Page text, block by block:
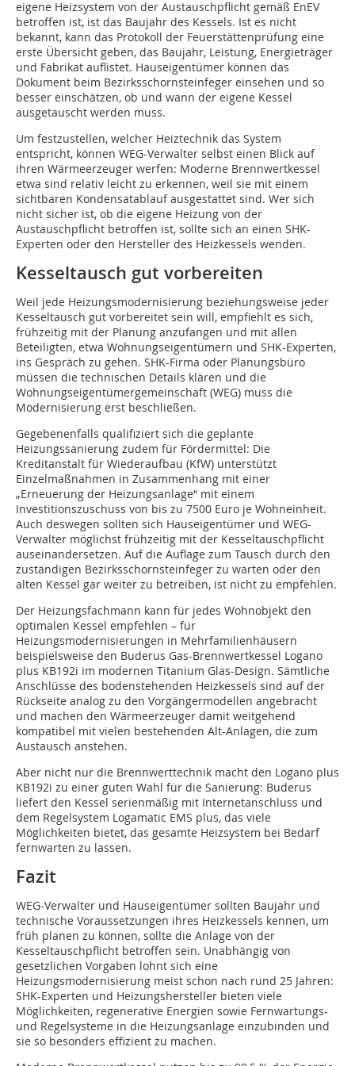
eigene Heizsystem von der Austauschpflicht gemäß EnEV
betroffen ist, ist das Baujahr des Kessels. Ist es nicht
bekannt, kann das Protokoll der Feuerstättenprüfung eine
erste Übersicht geben, das Baujahr, Leistung, Energieträger
und Fabrikat auflistet. Hauseigentümer können das
Dokument beim Bezirksschornsteinfeger einsehen und so
besser einschätzen, ob und wann der eigene Kessel
ausgetauscht werden muss.
Um festzustellen, welcher Heiztechnik das System
entspricht, können WEG-Verwalter selbst einen Blick auf
ihren Wärmeerzeuger werfen: Moderne Brennwertkessel
etwa sind relativ leicht zu erkennen, weil sie mit einem
sichtbaren Kondensatablauf ausgestattet sind. Wer sich
nicht sicher ist, ob die eigene Heizung von der
Austauschpflicht betroffen ist, sollte sich an einen SHK-
Experten oder den Hersteller des Heizkessels wenden.
Kesseltausch gut vorbereiten
Weil jede Heizungsmodernisierung beziehungsweise jeder
Kesseltausch gut vorbereitet sein will, empfiehlt es sich,
frühzeitig mit der Planung anzufangen und mit allen
Beteiligten, etwa Wohnungseigentümern und SHK-Experten,
ins Gespräch zu gehen. SHK-Firma oder Planungsbüro
müssen die technischen Details klären und die
Wohnungseigentümergemeinschaft (WEG) muss die
Modernisierung erst beschließen.
Gegebenenfalls qualifiziert sich die geplante
Heizungssanierung zudem für Fördermittel: Die
Kreditanstalt für Wiederaufbau (KfW) unterstützt
Einzelmaßnahmen in Zusammenhang mit einer
„Erneuerung der Heizungsanlage“ mit einem
Investitionszuschuss von bis zu 7500 Euro je Wohneinheit.
Auch deswegen sollten sich Hauseigentümer und WEG-
Verwalter möglichst frühzeitig mit der Kesseltauschpflicht
auseinandersetzen. Auf die Auflage zum Tausch durch den
zuständigen Bezirksschornsteinfeger zu warten oder den
alten Kessel gar weiter zu betreiben, ist nicht zu empfehlen.
Der Heizungsfachmann kann für jedes Wohnobjekt den
optimalen Kessel empfehlen – für
Heizungsmodernisierungen in Mehrfamilienhäusern
beispielsweise den Buderus Gas-Brennwertkessel Logano
plus KB192i im modernen Titanium Glas-Design. Sämtliche
Anschlüsse des bodenstehenden Heizkessels sind auf der
Rückseite analog zu den Vorgängermodellen angebracht
und machen den Wärmeerzeuger damit weitgehend
kompatibel mit vielen bestehenden Alt-Anlagen, die zum
Austausch anstehen.
Aber nicht nur die Brennwerttechnik macht den Logano plus
KB192i zu einer guten Wahl für die Sanierung: Buderus
liefert den Kessel serienmäßig mit Internetanschluss und
dem Regelsystem Logamatic EMS plus, das viele
Möglichkeiten bietet, das gesamte Heizsystem bei Bedarf
fernwarten zu lassen.
Fazit
WEG-Verwalter und Hauseigentümer sollten Baujahr und
technische Voraussetzungen ihres Heizkessels kennen, um
früh planen zu können, sollte die Anlage von der
Kesseltauschpflicht betroffen sein. Unabhängig von
gesetzlichen Vorgaben lohnt sich eine
Heizungsmodernisierung meist schon nach rund 25 Jahren:
SHK-Experten und Heizungshersteller bieten viele
Möglichkeiten, regenerative Energien sowie Fernwartungs-
und Regelsysteme in die Heizungsanlage einzubinden und
sie so besonders effizient zu machen.